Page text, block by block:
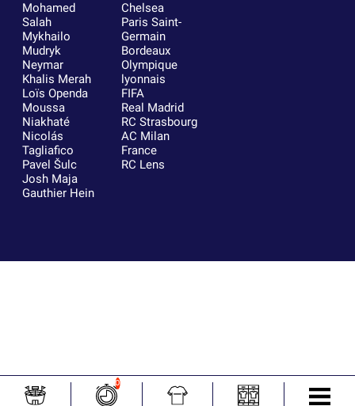
Mohamed
Salah
Mykhailo
Mudryk
Neymar
Khalis Merah
Loïs Openda
Moussa
Niakhaté
Nicolás
Tagliafico
Pavel Šulc
Josh Maja
Gauthier Hein
Chelsea
Paris Saint-
Germain
Bordeaux
Olympique
lyonnais
FIFA
Real Madrid
RC Strasbourg
AC Milan
France
RC Lens
0